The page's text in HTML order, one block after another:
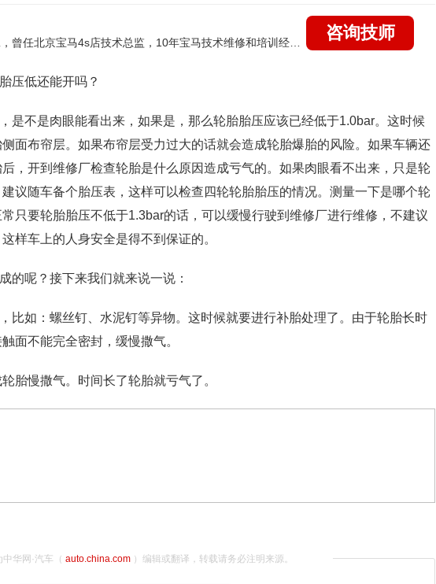
国家认证的汽车维修高级技工，曾任北京宝马4s店技术总监，10年宝马技术维修和培训经验，擅长：宝马全系疑难故障诊断维修，远程维修技术指导
咨询技师
压低还能开吗？
是不是肉眼能看出来，如果是，那么轮胎胎压应该已经低于1.0bar。这时候
面布帘层。如果布帘层受力过大的话就会造成轮胎爆胎的风险。如果车辆还
，开到维修厂检查轮胎是什么原因造成亏气的。如果肉眼看不出来，只是轮
议随车备个胎压表，这样可以检查四轮轮胎胎压的情况。测量一下是哪个轮
只要轮胎胎压不低于1.3bar的话，可以缓慢行驶到维修厂进行维修，不建议
样车上的人身安全是得不到保证的。
的呢？接下来我们就来说一说：
比如：螺丝钉、水泥钉等异物。这时候就要进行补胎处理了。由于轮胎长时
面不能完全密封，缓慢撒气。
胎慢撒气。时间长了轮胎就亏气了。
华网·汽车（ auto.china.com）编辑或翻译，转载请务必注明来源。